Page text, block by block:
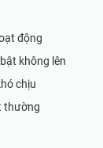
động
không lên
chịu
thường